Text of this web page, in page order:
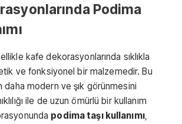
Podima
kafe dekorasyonlarında sıklıkla
ve fonksiyonel bir malzemedir. Bu
daha modern ve şık görünmesini
ile de uzun ömürlü bir kullanım
podima taşı kullanımı,